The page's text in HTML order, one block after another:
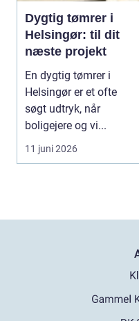
Dygtig tømrer i
Helsingør: til dit
næste projekt
En dygtig tømrer i
Helsingør er et ofte
søgt udtryk, når
boligejere og vi...
11 juni 2026